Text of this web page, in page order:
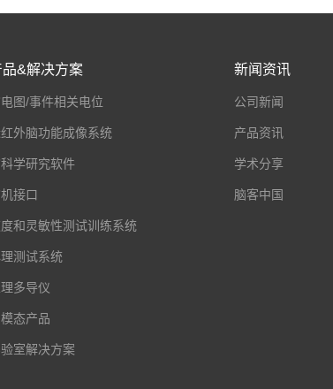
品&解决方案
电图/事件相关电位
外脑功能成像系统
科学研究软件
接口
和灵敏性测试训练系统
测试系统
多导仪
态产品
室解决方案
新闻资讯
公司新闻
产品资讯
学术分享
脑客中国